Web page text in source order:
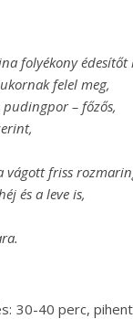
folyékony
felel meg,
– főzős,
vágott friss
és a leve is,
30-40 perc,